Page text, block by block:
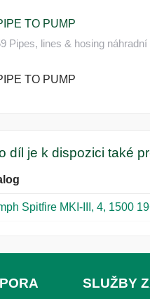
TO PUMP
Pipes, lines & hosing
TO PUMP
díl je k dispozici také
Spitfire MKI-III, 4, 1500
SLUŽBY